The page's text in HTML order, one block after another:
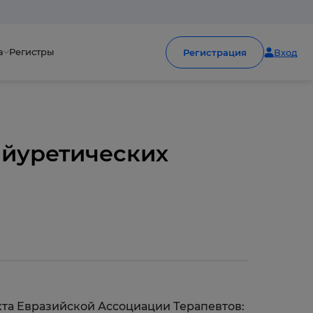
Регистры Регистрация Вход
Евразийской Ассоциации Терапевтов: